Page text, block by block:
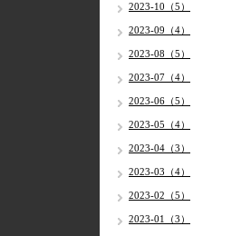
2023-10（5）
2023-09（4）
2023-08（5）
2023-07（4）
2023-06（5）
2023-05（4）
2023-04（3）
2023-03（4）
2023-02（5）
2023-01（3）